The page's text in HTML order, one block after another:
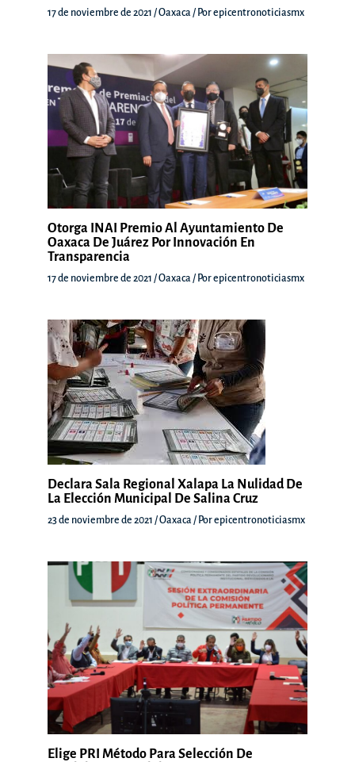
17 de noviembre de 2021 /Oaxaca / Porepicentronoticiasmx
Otorga INAI Premio Al Ayuntamiento De
Oaxaca De Juárez Por Innovación En
Transparencia
17 de noviembre de 2021 /Oaxaca / Porepicentronoticiasmx
Declara Sala Regional Xalapa La Nulidad De
La Elección Municipal De Salina Cruz
23 de noviembre de 2021 /Oaxaca / Porepicentronoticiasmx
Elige PRI Método Para Selección De